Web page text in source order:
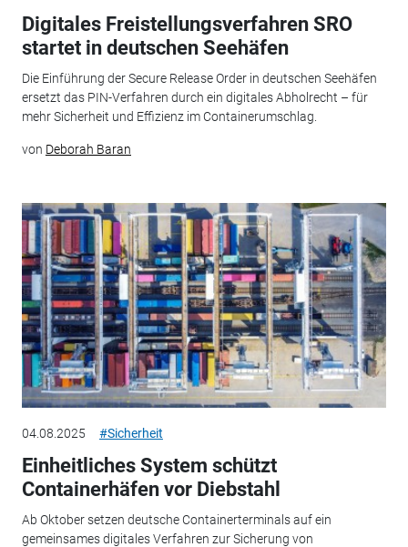
Digitales Freistellungsverfahren SRO
startet in deutschen Seehäfen
Die Einführung der Secure Release Order in deutschen Seehäfen
ersetzt das PIN-Verfahren durch ein digitales Abholrecht – für
mehr Sicherheit und Effizienz im Containerumschlag.
von Deborah Baran
04.08.2025 #Sicherheit
Einheitliches System schützt
Containerhäfen vor Diebstahl
Ab Oktober setzen deutsche Containerterminals auf ein
gemeinsames digitales Verfahren zur Sicherung von